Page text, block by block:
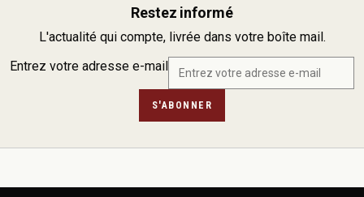
Restez informé
L'actualité qui compte, livrée dans votre boîte mail.
Entrez votre adresse e-mail
S'ABONNER